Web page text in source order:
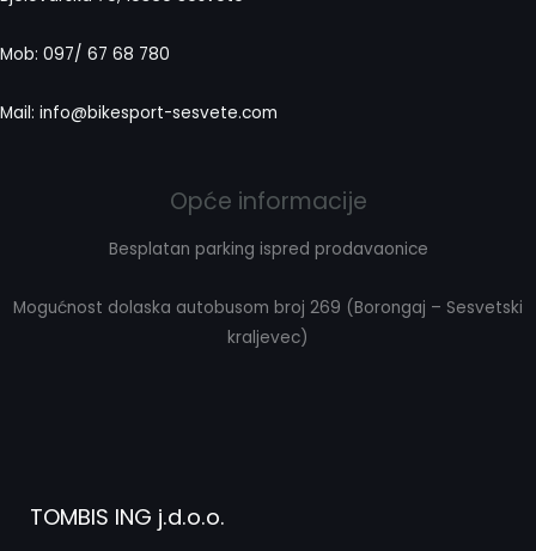
Mob: 097/ 67 68 780
Mail: info@bikesport-sesvete.com
Opće informacije
Besplatan parking ispred prodavaonice
Mogućnost dolaska autobusom broj 269 (Borongaj – Sesvetski
kraljevec)
TOMBIS ING j.d.o.o.